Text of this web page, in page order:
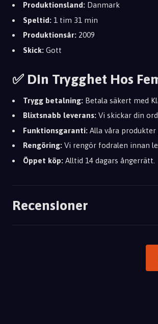
Produktionsland: Danmark
Speltid: 1 tim 31 min
Produktionsår: 2009
Skick: Gott
✅ Din Trygghet Hos
Trygg betalning: Betala säkert med
Blixtsnabb leverans: Vi skickar din
Funktionsgaranti: Alla våra
Rengöring: Vi rengör fodralen innan
Öppet köp: Alltid 14 dagars ångerrätt.
Recensioner